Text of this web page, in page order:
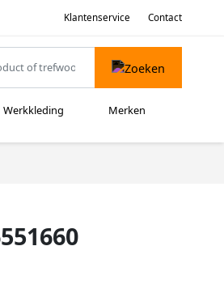
Klantenservice Contact
Werkkleding Merken